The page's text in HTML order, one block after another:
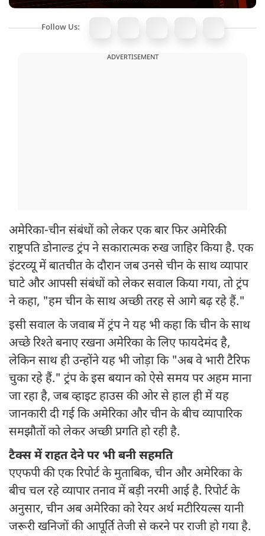
Follow Us:
ADVERTISEMENT
अमेरिका-चीन संबंधों को लेकर एक बार फिर अमेरिकी
राष्ट्रपति डोनाल्ड ट्रंप ने सकारात्मक रुख जाहिर किया है. एक
इंटरव्यू में बातचीत के दौरान जब उनसे चीन के साथ व्यापार
घाटे और आपसी संबंधों को लेकर सवाल किया गया, तो ट्रंप
ने कहा, "हम चीन के साथ अच्छी तरह से आगे बढ़ रहे हैं."
इसी सवाल के जवाब में ट्रंप ने यह भी कहा कि चीन के साथ
अच्छे रिश्ते बनाए रखना अमेरिका के लिए फायदेमंद है,
लेकिन साथ ही उन्होंने यह भी जोड़ा कि "अब वे भारी टैरिफ
चुका रहे हैं." ट्रंप के इस बयान को ऐसे समय पर अहम माना
जा रहा है, जब व्हाइट हाउस की ओर से हाल ही में यह
जानकारी दी गई कि अमेरिका और चीन के बीच व्यापारिक
समझौतों को लेकर अच्छी प्रगति हो रही है.
टैक्स में राहत देने पर भी बनी सहमति
एएफपी की एक रिपोर्ट के मुताबिक, चीन और अमेरिका के
बीच चल रहे व्यापार तनाव में बड़ी नरमी आई है. रिपोर्ट के
अनुसार, चीन अब अमेरिका को रेयर अर्थ मटीरियल्स यानी
जरूरी खनिजों की आपूर्ति तेजी से करने पर राजी हो गया है.